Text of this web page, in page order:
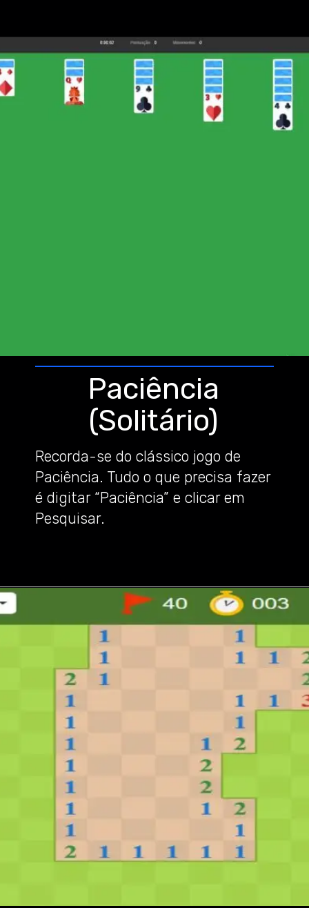
Recorda-se do clássico jogo de
Paciência. Tudo o que precisa fazer
é digitar “Paciência” e clicar em
Pesquisar.
Paciência
(Solitário)